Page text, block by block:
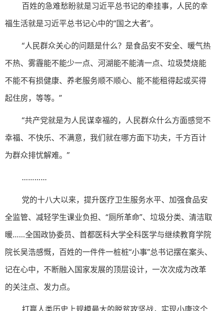
百姓的急难愁盼就是习近平总书记的牵挂事，人民的幸
福生活就是习近平总书记心中的“国之大者”。
“人民群众关心的问题是什么？是食品安不安全、暖气热
不热、雾霾能不能少一点、河湖能不能清一点、垃圾焚烧能
不能不有损健康、养老服务顺不顺心、能不能租得起或买得
起住房，等等。”
“共产党就是为人民谋幸福的，人民群众什么方面感觉不
幸福、不快乐、不满意，我们就在哪方面下功夫，千方百计
为群众排忧解难。”
…………
党的十八大以来，提升医疗卫生服务水平、加强食品安
全监管、减轻学生课业负担、“厕所革命”、垃圾分类、清洁取
暖……全国政协委员、首都医科大学全科医学与继续教育学院
院长吴浩感慨，百姓的一件件一桩桩“小事”总书记摆在案头、
记在心中，不断融入国家发展的顶层设计，一次次成为改革
的关注点、发力点。